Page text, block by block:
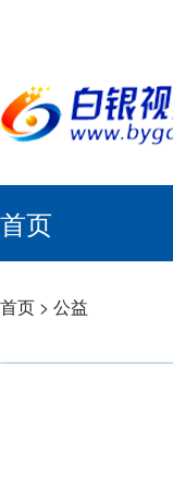
首页
首页 > 公益